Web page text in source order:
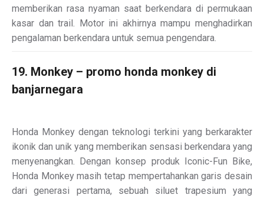
memberikan rasa nyaman saat berkendara di permukaan
kasar dan trail. Motor ini akhirnya mampu menghadirkan
pengalaman berkendara untuk semua pengendara.
19. Monkey – promo honda monkey di
banjarnegara
Honda Monkey dengan teknologi terkini yang berkarakter
ikonik dan unik yang memberikan sensasi berkendara yang
menyenangkan. Dengan konsep produk Iconic-Fun Bike,
Honda Monkey masih tetap mempertahankan garis desain
dari generasi pertama, sebuah siluet trapesium yang